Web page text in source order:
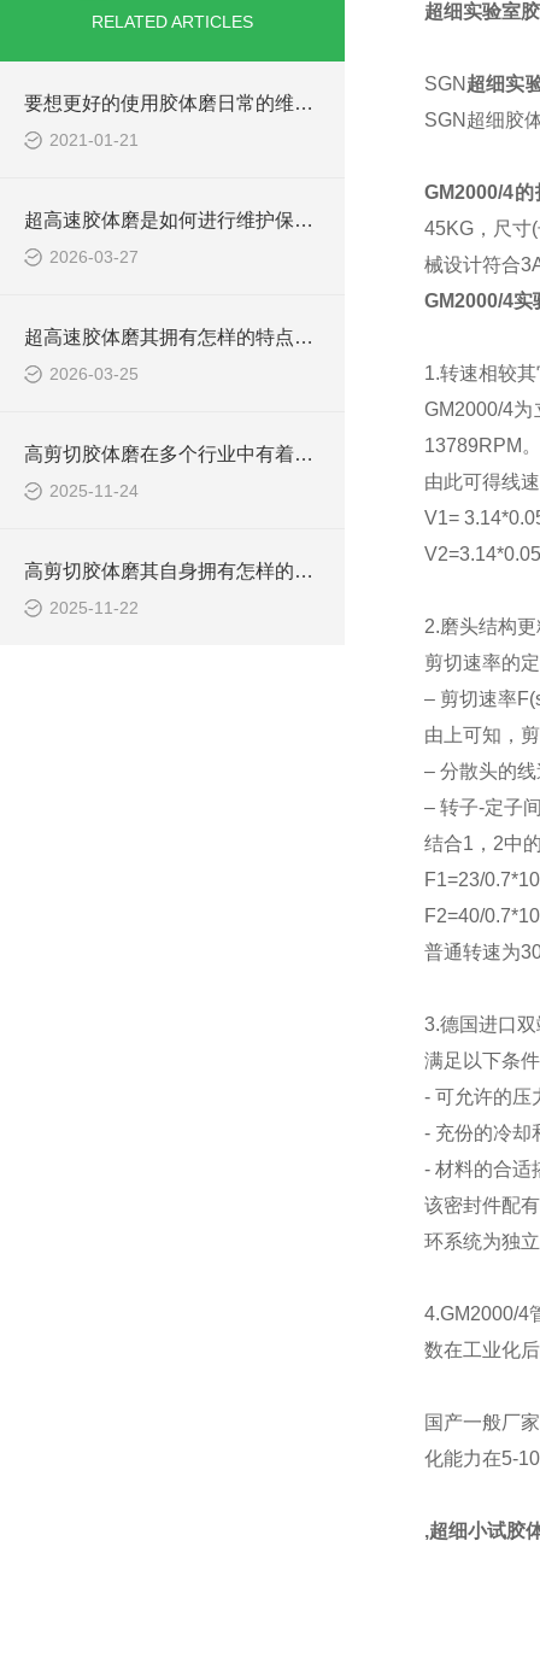
RELATED ARTICLES
要想更好的使用胶体磨日常的维护保养必*！
2021-01-21
超高速胶体磨是如何进行维护保养的？
2026-03-27
超高速胶体磨其拥有怎样的特点呢？
2026-03-25
高剪切胶体磨在多个行业中有着广泛的应用
2025-11-24
高剪切胶体磨其自身拥有怎样的作用呢？
2025-11-22
超细实验室
SGN 超细实
SGN超细胶
GM2000/4的
45KG，尺寸
械设计符合
GM2000/4实
1.转速相较
GM2000/4
13789RPM
由此可得线
V1=
2.磨头结构
剪切速率的
– 剪切速率
由上可知，
– 分散头的线
– 转子-定子
结合1，2中
F1=23/
F2=40/
普通转速为
3.德国进口
满足以下条
- 可允许的压
- 充份的冷却
- 材料的合适
该密封件配
环系统为独
4.GM2000/4
数在工业化
国产一般厂
化能力在5-
,超细小试胶